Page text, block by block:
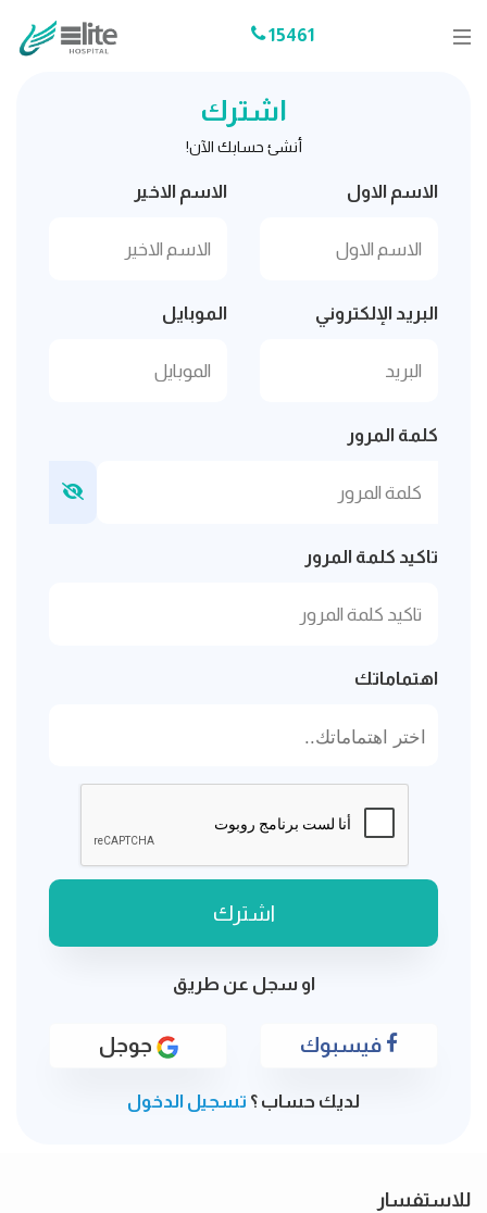
15461
اشترك
أنشئ حسابك الآن!
الاسم الاول الاسم الاخير
البريد الإلكتروني الموبايل
كلمة المرور
تاكيد كلمة المرور
اهتماماتك
او سجل عن طريق
لديك حساب ؟ تسجيل الدخول
للاستفسار